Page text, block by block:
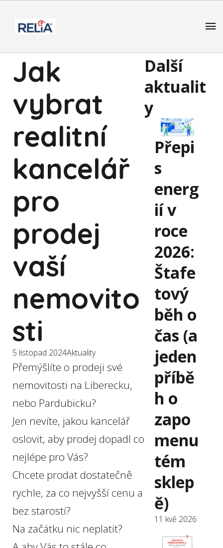
Jak
vybrat
realitní
kancelář
pro
prodej
vaší
nemovito
sti
5 listopad 2024Aktuality
Přemýšlíte o prodeji své
nemovitosti na Liberecku,
nebo Pardubicku?
Jen nevíte, jakou kancelář
oslovit, aby prodej dopadl co
nejlépe pro Vás?
Chcete prodat dostatečně
rychle, za co nejvyšší cenu a
bez starostí?
Na začátku nic neplatit?
Další
aktualit
y
Přepi
s
energ
ií v
roce
2026:
Štafe
tový
běh o
čas (a
jeden
příbě
h o
zapo
menu
tém
sklep
ě)
11 kvě 2026